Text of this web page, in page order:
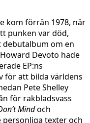
kom förrän 1978, när
punken var död,
debutalbum om en
Devoto hade
EP:ns
för att bilda världens
Pete Shelley
för rakbladsvass
Mindoch
texter och